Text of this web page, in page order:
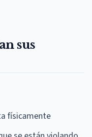
sus
físicamente